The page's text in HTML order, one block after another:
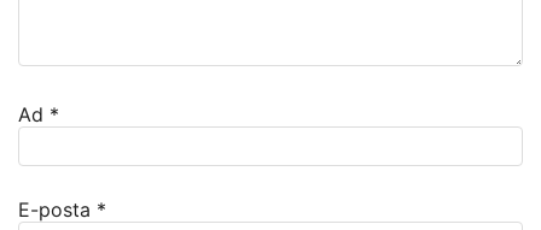
Ad *
E-posta *